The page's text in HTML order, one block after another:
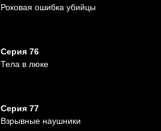
Роковая ошибка убийцы
Серия 76
Тела в люке
Серия 77
Взрывные наушники